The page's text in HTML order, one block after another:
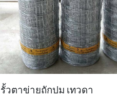
รั้วตาข่ายถักปม เทวดา